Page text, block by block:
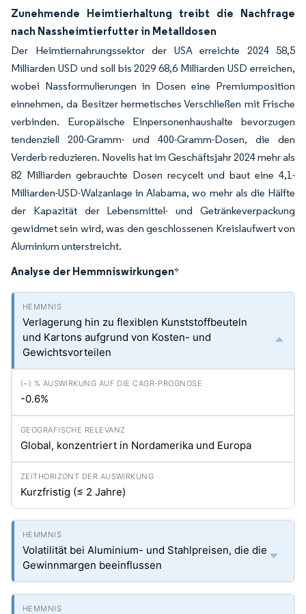
Zunehmende Heimtierhaltung treibt die Nachfrage
nach Nassheimtierfutter in Metalldosen
Der Heimtiernahrungssektor der USA erreichte 2024 58,5
Milliarden USD und soll bis 2029 68,6 Milliarden USD erreichen,
wobei Nassformulierungen in Dosen eine Premiumposition
einnehmen, da Besitzer hermetisches Verschließen mit Frische
verbinden. Europäische Einpersonenhaushalte bevorzugen
tendenziell 200-Gramm- und 400-Gramm-Dosen, die den
Verderb reduzieren. Novelis hat im Geschäftsjahr 2024 mehr als
82 Milliarden gebrauchte Dosen recycelt und baut eine 4,1-
Milliarden-USD-Walzanlage in Alabama, wo mehr als die Hälfte
der Kapazität der Lebensmittel- und Getränkeverpackung
gewidmet sein wird, was den geschlossenen Kreislaufwert von
Aluminium unterstreicht.
Analyse der Hemmniswirkungen*
Verlagerung hin zu flexiblen Kunststoffbeuteln
und Kartons aufgrund von Kosten- und
Gewichtsvorteilen
-0.6%
Global, konzentriert in Nordamerika und Europa
Kurzfristig (≤ 2 Jahre)
Volatilität bei Aluminium- und Stahlpreisen, die die
Gewinnmargen beeinflussen